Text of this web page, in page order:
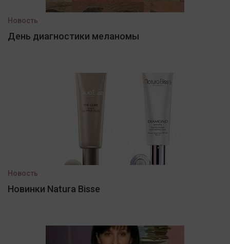
Новость
День диагностики меланомы
Новость
Новинки Natura Bisse